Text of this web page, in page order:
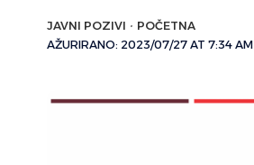
AŽURIRANO: 2023/07/27 AT 7:34 AM
JAVNI POZIVI POČETNA